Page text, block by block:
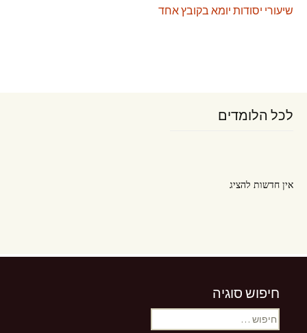
שיעורי יסודות יומא בקובץ אחד
לכל הלומדים
אין חדשות להציג
אין חדשות להציג
חיפוש סוגיה
חיפוש: